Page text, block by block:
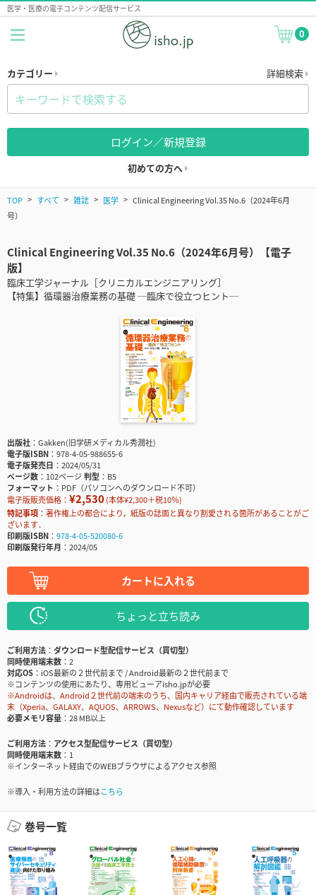
医学・医療の電子コンテンツ配信サービス
0
カテゴリー 詳細検索
ログイン／新規登録
初めての方へ
TOP すべて 雑誌 医学
Clinical Engineering Vol.35 No.6（2024年6月
号）
Clinical Engineering Vol.35 No.6（2024年6月号）【電子
版】
臨床工学ジャーナル［クリニカルエンジニアリング］
【特集】循環器治療業務の基礎 ─臨床で役立つヒント─
出版社
Gakken(旧学研メディカル秀潤社)
電子版ISBN
978-4-05-988655-6
電子版発売日
2024/05/31
ページ数
102ページ判型
B5
フォーマット
PDF（パソコンへのダウンロード不可）
電子版販売価格： ¥2,530(本体¥2,300＋税10％)
特記事項
著作権上の都合により，紙版の誌面と異なり割愛される箇所があることがご
ざいます．
印刷版ISBN
978-4-05-520080-6
印刷版発行年月
2024/05
カートに入れる
ちょっと立ち読み
ご利用方法
ダウンロード型配信サービス（買切型）
同時使用端末数
2
対応OS
iOS最新の２世代前まで / Android最新の２世代前まで
※コンテンツの使用にあたり、専用ビューアisho.jpが必要
※Androidは、Android２世代前の端末のうち、国内キャリア経由で販売されている端
末（Xperia、GALAXY、AQUOS、ARROWS、Nexusなど）にて動作確認しています
必要メモリ容量
28 MB以上
ご利用方法
アクセス型配信サービス（買切型）
同時使用端末数
1
※インターネット経由でのWEBブラウザによるアクセス参照
※導入・利用方法の詳細はこちら
巻号一覧